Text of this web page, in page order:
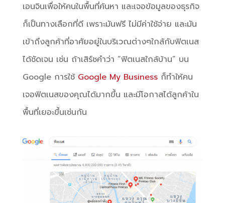
เอนจินเพื่อให้คนในพื้นที่ค้นหา และเจอข้อมูลของธุรกิจ
ก็เป็นทางเลือกที่ดี เพราะมันฟรี ไม่มีค่าใช้จ่าย และมัน
เข้าถึงลูกค้าที่อาศัยอยู่ในบริเวณต่างๆใกล้กับฟิตเนส
ได้ชัดเจน เช่น ถ้าเสิร์ชคำว่า “ฟิตเนสใกล้บ้าน” บน
Google การใช้ Google My Business ก็ทำให้คน
เจอฟิตเนสของคุณได้มากขึ้น และมีโอกาสได้ลูกค้าใน
พื้นที่เยอะขึ้นเช่นกัน